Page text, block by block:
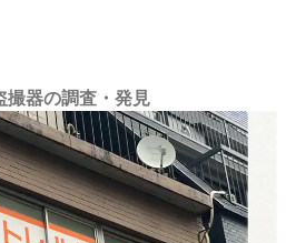
撮器の調査・発見